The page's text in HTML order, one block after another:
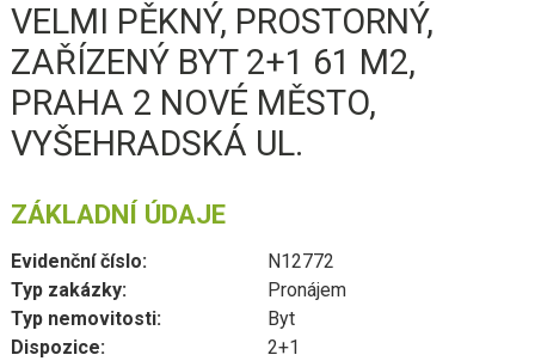
VELMI PĚKNÝ, PROSTORNÝ,
ZAŘÍZENÝ BYT 2+1 61 M2,
PRAHA 2 NOVÉ MĚSTO,
VYŠEHRADSKÁ UL.
ZÁKLADNÍ ÚDAJE
Evidenční číslo:
N12772
Typ zakázky:
Pronájem
Typ nemovitosti:
Byt
Dispozice:
2+1